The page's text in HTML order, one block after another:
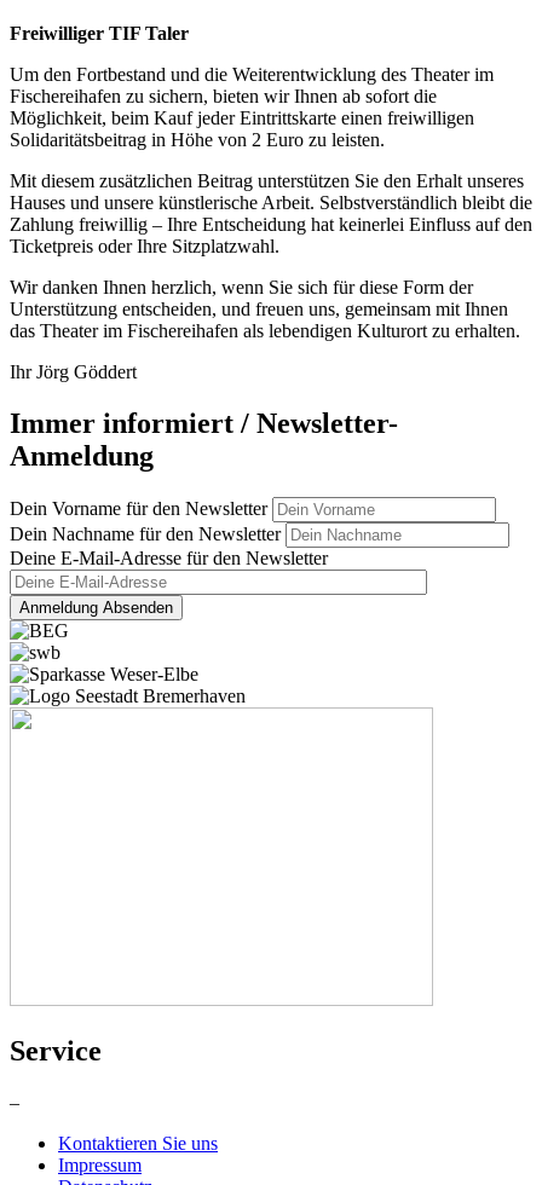
Freiwilliger TIF Taler
Um den Fortbestand und die Weiterentwicklung des Theater im
Fischereihafen zu sichern, bieten wir Ihnen ab sofort die
Möglichkeit, beim Kauf jeder Eintrittskarte einen freiwilligen
Solidaritätsbeitrag in Höhe von 2 Euro zu leisten.
Mit diesem zusätzlichen Beitrag unterstützen Sie den Erhalt unseres
Hauses und unsere künstlerische Arbeit. Selbstverständlich bleibt die
Zahlung freiwillig – Ihre Entscheidung hat keinerlei Einfluss auf den
Ticketpreis oder Ihre Sitzplatzwahl.
Wir danken Ihnen herzlich, wenn Sie sich für diese Form der
Unterstützung entscheiden, und freuen uns, gemeinsam mit Ihnen
das Theater im Fischereihafen als lebendigen Kulturort zu erhalten.
Ihr Jörg Göddert
Immer informiert / Newsletter-
Anmeldung
Dein Vorname für den Newsletter
Dein Nachname für den Newsletter
Deine E-Mail-Adresse für den Newsletter
Anmeldung Absenden
Service
–
Kontaktieren Sie uns
Impressum